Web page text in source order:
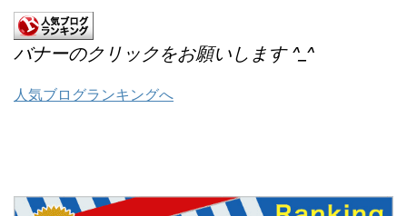
バナーのクリックをお願いします ^_^
人気ブログランキングへ